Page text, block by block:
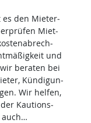
es den Mie­ter­
Miet­
und
be­ra­ten bei
Kün­di­gun­
Wir hel­fen,
Kau­ti­ons­
auch…